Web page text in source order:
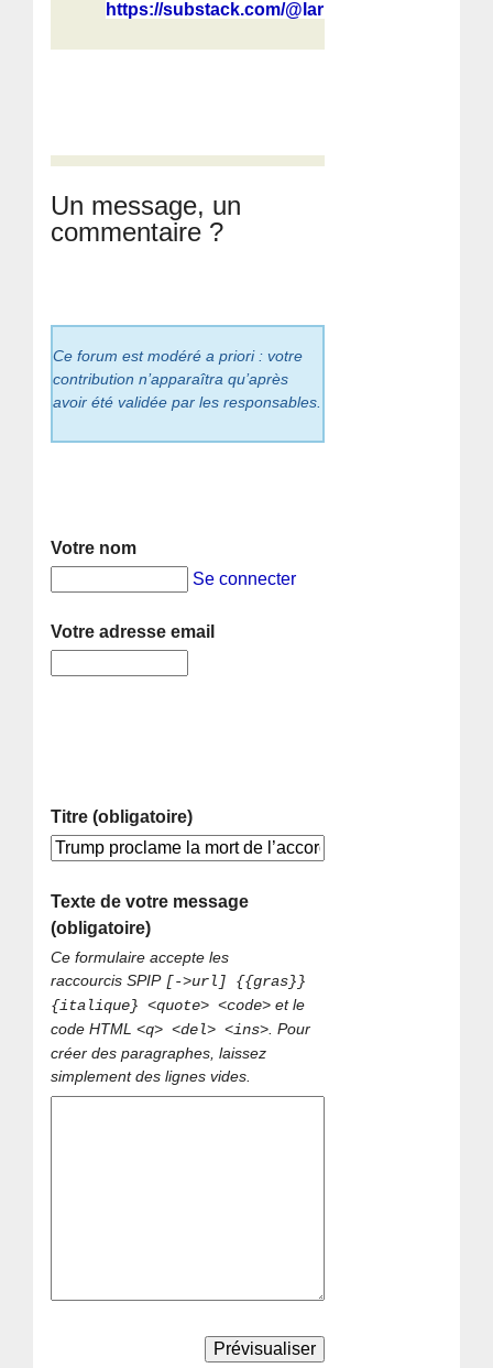
https://substack.com/@larrycjohnson
Un message, un
commentaire ?
Ce forum est modéré a priori : votre
contribution n’apparaîtra qu’après
avoir été validée par les responsables.
Votre nom
Se connecter
Votre adresse email
Titre (obligatoire)
Texte de votre message
(obligatoire)
Ce formulaire accepte les
raccourcis SPIP [->url] {{gras}}
{italique} <quote> <code> et le
code HTML<q> <del> <ins> . Pour
créer des paragraphes, laissez
simplement des lignes vides.